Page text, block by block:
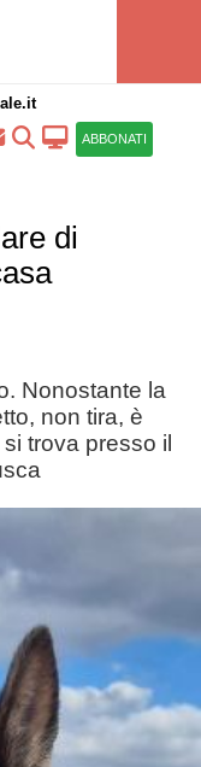
ABBONATI
di
Nonostante la
non tira, è
trova presso il